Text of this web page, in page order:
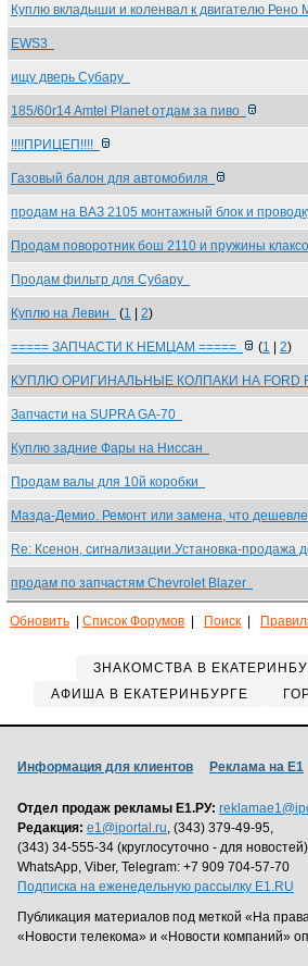
Куплю вкладыши и коленвал к двигателю Рено
EWS3
ищу дверь Субару
185/60r14 Amtel Planet отдам за пиво
!!!!ПРИЦЕП!!!!
Газовый балон для автомобиля
продам на ВАЗ 2105 монтажный блок и
Продам поворотник бош 2110 и пружины
Продам фильтр для Субару
Куплю на Левин (1 2)
===== ЗАПЧАСТИ К НЕМЦАМ ===== (1 2)
КУПЛЮ ОРИГИНАЛЬНЫЕ КОЛПАКИ НА FORD
Запчасти на SUPRA GA-70
Куплю задние Фары на Ниссан
Продам валы для 10й коробки
Мазда-Демио. Ремонт или замена, что
Re: Ксенон, сигнализации.Установка-продажа
продам по запчастям Chevrolet Blazer
Обновить Список Форумов Поиск
ЗНАКОМСТВА В
АФИША В ЕКАТЕРИНБУРГЕ
Информация для клиентов Реклама на Е1
Отдел продаж рекламы Е1.РУ:
Редакция: e1@iportal.ru, (343) 379-49-95,
(343) 34-555-34 (круглосуточно - для новостей)
WhatsApp, Viber, Telegram: +7 909 704-57-70
Подписка на еженедельную рассылку E1.RU
Публикация материалов под меткой «На
«Новости телекома» и «Новости компаний»